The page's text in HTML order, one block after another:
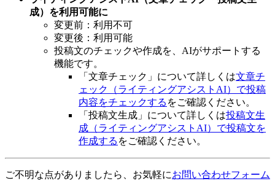
成）を利用可能に
変更前：利用不可
変更後：利用可能
投稿文のチェックや作成を、AIがサポートする
機能です。
「文章チェック」について詳しくは文章チ
ェック（ライティングアシストAI）で投稿
内容をチェックする をご確認ください。
「投稿文生成」について詳しくは投稿文生
成（ライティングアシストAI）で投稿文を
作成する をご確認ください。
ご不明な点がありましたら、お気軽にお問い合わせフォーム